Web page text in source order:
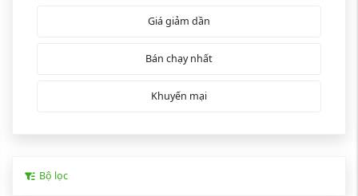
Giá giảm dần
Bán chạy nhất
Khuyến mại
Bộ lọc